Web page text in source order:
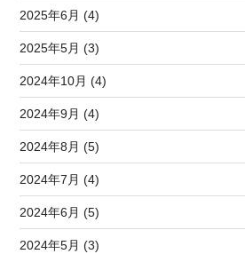
2025年6月 (4)
2025年5月 (3)
2024年10月 (4)
2024年9月 (4)
2024年8月 (5)
2024年7月 (4)
2024年6月 (5)
2024年5月 (3)